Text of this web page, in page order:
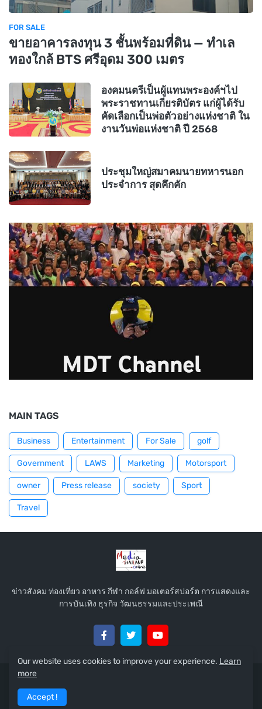
FOR SALE
ขายอาคารลงทุน 3 ชั้นพร้อมที่ดิน — ทำเล
ทองใกล้ BTS ศรีอุดม 300 เมตร
องคมนตรีเป็นผู้แทนพระองค์ฯไป
พระราชทานเกียรติบัตร แก่ผู้ได้รับ
คัดเลือกเป็นพ่อตัวอย่างแห่งชาติ ใน
งานวันพ่อแห่งชาติ ปี 2568
ประชุมใหญ่สมาคมนายทหารนอก
ประจำการ สุดคึกคัก
MAIN TAGS
Business Entertainment For Sale golf
Government LAWS Marketing Motorsport
owner Press release society Sport
Travel
ข่าวสังคม ท่องเที่ยว อาหาร กีฬา กอล์ฟ มอเตอร์สปอร์ต การแสดงและ
การบันเทิง ธุรกิจ วัฒนธรรมและประเพณี
Our website uses cookies to improve your experience. Learn
more
Accept !